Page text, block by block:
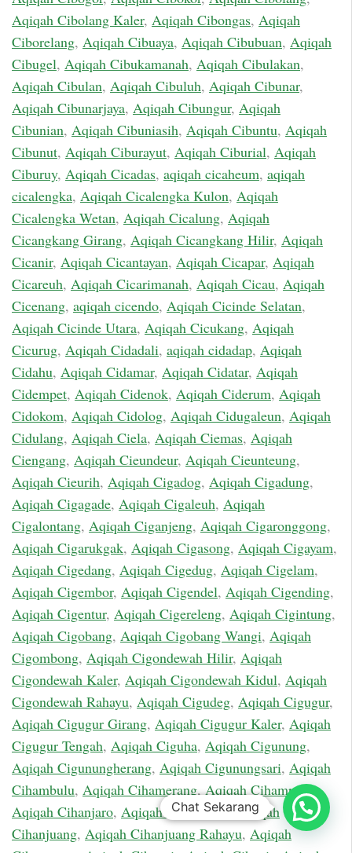
Aqiqah Cibolang Kaler, Aqiqah Cibongas, Aqiqah
Ciborelang, Aqiqah Cibuaya, Aqiqah Cibubuan, Aqiqah
Cibugel, Aqiqah Cibukamanah, Aqiqah Cibulakan,
Aqiqah Cibulan, Aqiqah Cibuluh, Aqiqah Cibunar,
Aqiqah Cibunarjaya, Aqiqah Cibungur, Aqiqah
Cibunian, Aqiqah Cibuniasih, Aqiqah Cibuntu, Aqiqah
Cibunut, Aqiqah Ciburayut, Aqiqah Ciburial, Aqiqah
Ciburuy, Aqiqah Cicadas, aqiqah cicaheum, aqiqah
cicalengka, Aqiqah Cicalengka Kulon, Aqiqah
Cicalengka Wetan, Aqiqah Cicalung, Aqiqah
Cicangkang Girang, Aqiqah Cicangkang Hilir, Aqiqah
Cicanir, Aqiqah Cicantayan, Aqiqah Cicapar, Aqiqah
Cicareuh, Aqiqah Cicarimanah, Aqiqah Cicau, Aqiqah
Cicenang, aqiqah cicendo, Aqiqah Cicinde Selatan,
Aqiqah Cicinde Utara, Aqiqah Cicukang, Aqiqah
Cicurug, Aqiqah Cidadali, aqiqah cidadap, Aqiqah
Cidahu, Aqiqah Cidamar, Aqiqah Cidatar, Aqiqah
Cidempet, Aqiqah Cidenok, Aqiqah Ciderum, Aqiqah
Cidokom, Aqiqah Cidolog, Aqiqah Cidugaleun, Aqiqah
Cidulang, Aqiqah Ciela, Aqiqah Ciemas, Aqiqah
Ciengang, Aqiqah Cieundeur, Aqiqah Cieunteung,
Aqiqah Cieurih, Aqiqah Cigadog, Aqiqah Cigadung,
Aqiqah Cigagade, Aqiqah Cigaleuh, Aqiqah
Cigalontang, Aqiqah Ciganjeng, Aqiqah Cigaronggong,
Aqiqah Cigarukgak, Aqiqah Cigasong, Aqiqah Cigayam,
Aqiqah Cigedang, Aqiqah Cigedug, Aqiqah Cigelam,
Aqiqah Cigembor, Aqiqah Cigendel, Aqiqah Cigending,
Aqiqah Cigentur, Aqiqah Cigereleng, Aqiqah Cigintung,
Aqiqah Cigobang, Aqiqah Cigobang Wangi, Aqiqah
Cigombong, Aqiqah Cigondewah Hilir, Aqiqah
Cigondewah Kaler, Aqiqah Cigondewah Kidul, Aqiqah
Cigondewah Rahayu, Aqiqah Cigudeg, Aqiqah Cigugur,
Aqiqah Cigugur Girang, Aqiqah Cigugur Kaler, Aqiqah
Cigugur Tengah, Aqiqah Ciguha, Aqiqah Cigunung,
Aqiqah Cigunungherang, Aqiqah Cigunungsari, Aqiqah
Cihambulu, Aqiqah Cihamerang,Aqiqah Cihampelas,
Aqiqah Cihanjaro, Aqiqah Cihanjawar,Aqiqah
Cihanjuang, Aqiqah Cihanjuang Rahayu, Aqiqah
Chat Sekarang